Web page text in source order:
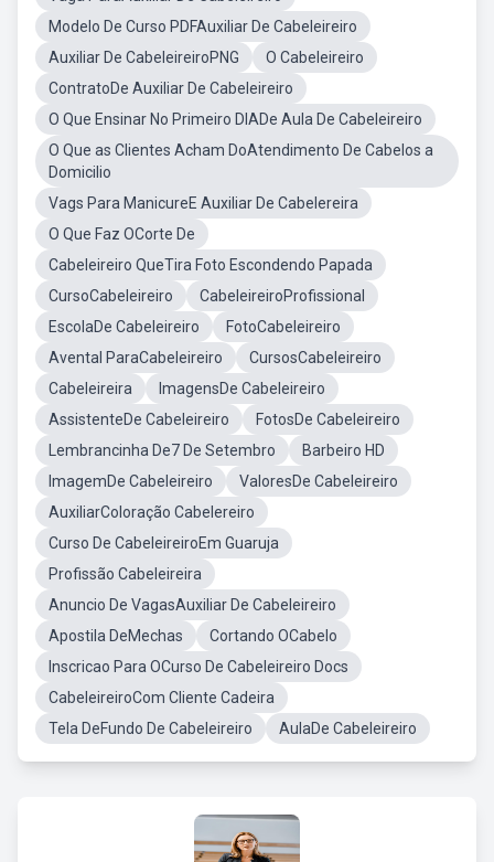
Modelo De Curso PDFAuxiliar De Cabeleireiro
Auxiliar De CabeleireiroPNG
O Cabeleireiro
ContratoDe Auxiliar De Cabeleireiro
O Que Ensinar No Primeiro DIADe Aula De Cabeleireiro
O Que as Clientes Acham DoAtendimento De Cabelos a
Domicilio
Vags Para ManicureE Auxiliar De Cabelereira
O Que Faz OCorte De
Cabeleireiro QueTira Foto Escondendo Papada
CursoCabeleireiro
CabeleireiroProfissional
EscolaDe Cabeleireiro
FotoCabeleireiro
Avental ParaCabeleireiro
CursosCabeleireiro
Cabeleireira
ImagensDe Cabeleireiro
AssistenteDe Cabeleireiro
FotosDe Cabeleireiro
Lembrancinha De7 De Setembro
Barbeiro HD
ImagemDe Cabeleireiro
ValoresDe Cabeleireiro
AuxiliarColoração Cabelereiro
Curso De CabeleireiroEm Guaruja
Profissão Cabeleireira
Anuncio De VagasAuxiliar De Cabeleireiro
Apostila DeMechas
Cortando OCabelo
Inscricao Para OCurso De Cabeleireiro Docs
CabeleireiroCom Cliente Cadeira
Tela DeFundo De Cabeleireiro
AulaDe Cabeleireiro